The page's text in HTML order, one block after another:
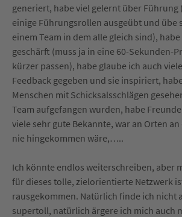
generiert, habe viel gelernt über Führung
einige Führungsrollen ausgeübt und übe
einem Team in dem alle gleich sind),
geschärft (muss ja in eine 60-Sekunden-
kürzer passen), habe glaube ich auch
Feedback gegeben und sie inspiriert,
Menschen mit Schicksalsschlägen
Team aufgefangen wurden, habe
viele sehr gute Bekannte, war an Orten an
nie hingekommen wäre,…..
Ich könnte endlos weiterschreiben, aber
für dieses tolle, zielorientierte Netzwerk
rausgekommen. Natürlich finde ich nicht
supertoll, natürlich ärgere ich mich auch